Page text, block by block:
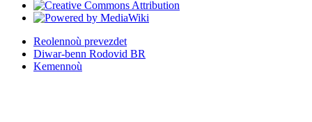
Reolennoù prevezdet
Diwar-benn Rodovid BR
Kemennoù